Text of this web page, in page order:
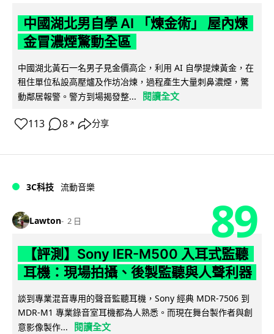
中國湖北男自學 AI 「煉金術」 屋內煉
金冒濃煙驚動全區
中國湖北黃石一名男子見金價高企，利用 AI 自學提煉黃金，在
租住單位私設高壓爐及作坊冶煉，過程產生大量刺鼻濃煙，驚
動鄰居報警。警方到場揭發整...
閱讀全文
113 8 ↗ 分享
3C科技 流動音樂
Lawton 2 日 89
【評測】Sony IER-M500 入耳式監聽
耳機：現場拍攝、後製監聽與人聲利器
談到專業混音專用的聲音監聽耳機，Sony 經典 MDR-7506 到
MDR-M1 專業錄音室耳機都為人熟悉。而現在舞台製作者與創
意影像製作...
閱讀全文